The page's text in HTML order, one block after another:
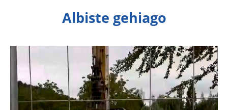
Albiste gehiago